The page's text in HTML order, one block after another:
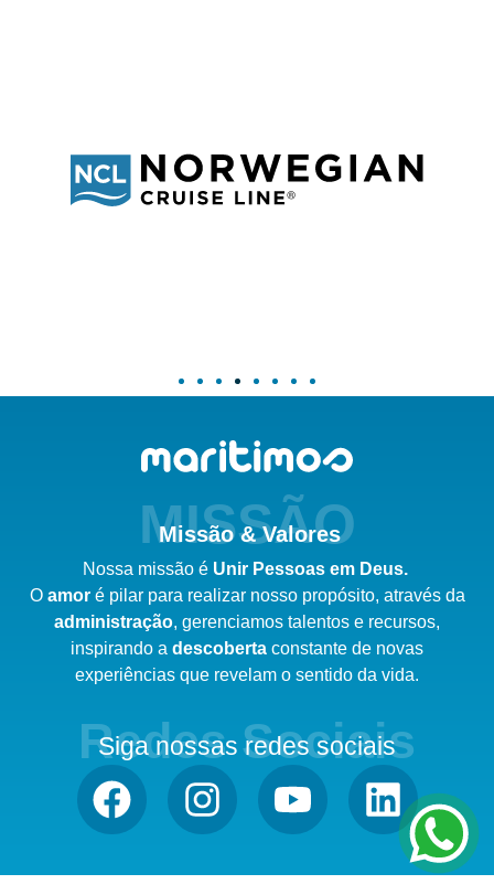
MISSÃO
Missão & Valores
Nossa missão é Unir Pessoas em Deus.
O amor é pilar para realizar nosso propósito, através da
administração, gerenciamos talentos e recursos,
inspirando a descoberta constante de novas
experiências que revelam o sentido da vida.
Redes Sociais
Siga nossas redes sociais